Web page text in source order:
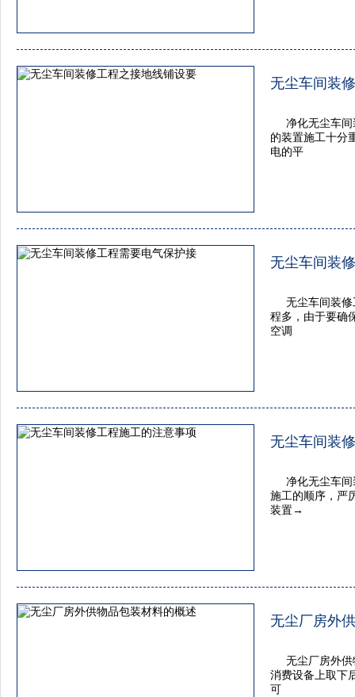
无尘车间装
净化无尘车
的装置施工十分
电的平
无尘车间装
无尘车间装
程多，由于要确
空调
无尘车间装
净化无尘车
施工的顺序，严
装置→
无尘厂房外
无尘厂房外
消费设备上取下
可